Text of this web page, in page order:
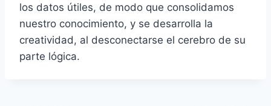
los datos útiles, de modo que consolidamos
nuestro conocimiento, y se desarrolla la
creatividad, al desconectarse el cerebro de su
parte lógica.